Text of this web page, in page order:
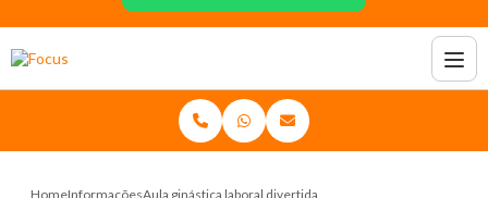
HomeInformaçõesAula ginástica laboral divertida